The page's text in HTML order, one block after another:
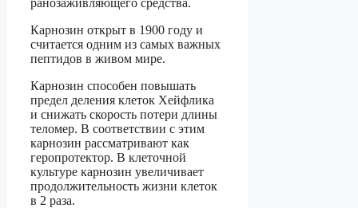
ранозаживляющего средства.
Карнозин открыт в 1900 году и
считается одним из самых важных
пептидов в живом мире.
Карнозин способен повышать
предел деления клеток Хейфлика
и снижать скорость потери длины
теломер. В соответствии с этим
карнозин рассматривают как
геропротектор. В клеточной
культуре карнозин увеличивает
продолжительность жизни клеток
в 2 раза.